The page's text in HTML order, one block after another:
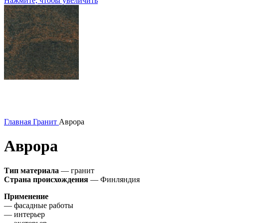
Главная Гранит Аврора
Аврора
Тип материала — гранит
Страна происхождения — Финляндия
Применение
— фасадные работы
— интерьер